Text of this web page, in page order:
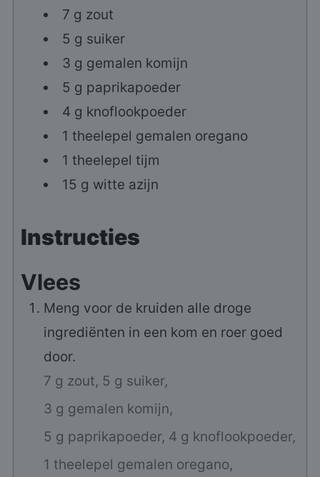
7 g zout
5 g suiker
3 g gemalen komijn
5 g paprikapoeder
4 g knoflookpoeder
1 theelepel gemalen oregano
1 theelepel tijm
15 g witte azijn
Instructies
Vlees
Meng voor de kruiden alle droge
ingrediënten in een kom en roer goed
door.
7 g zout, 5 g suiker,
3 g gemalen komijn,
5 g paprikapoeder, 4 g knoflookpoeder,
1 theelepel gemalen oregano,